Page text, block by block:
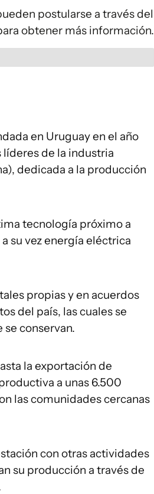
postularse a través del
obtener más información.
en Uruguay en el año
de la industria
dedicada a la producción
tecnología próximo a
su vez energía eléctrica
propias y en acuerdos
del país, las cuales se
conservan.
la exportación de
a unas 6.500
las comunidades cercanas
con otras actividades
su producción a través de